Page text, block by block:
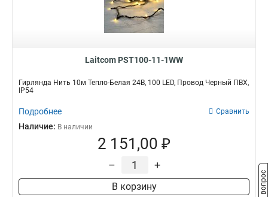
Laitcom PST100-11-1WW
Гирлянда Нить 10м Тепло-Белая 24В, 100 LED, Провод Черный ПВХ,
IP54
Подробнее Сравнить
Наличие: В наличии
2 151,00 ₽
– +
В корзину